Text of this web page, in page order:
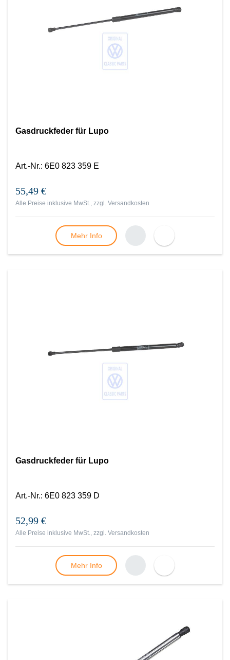
Gasdruckfeder für Lupo
Art.-Nr.: 6E0 823 359 E
55,49 €
Alle Preise inklusive MwSt., zzgl. Versandkosten
Mehr Info
Gasdruckfeder für Lupo
Art.-Nr.: 6E0 823 359 D
52,99 €
Alle Preise inklusive MwSt., zzgl. Versandkosten
Mehr Info